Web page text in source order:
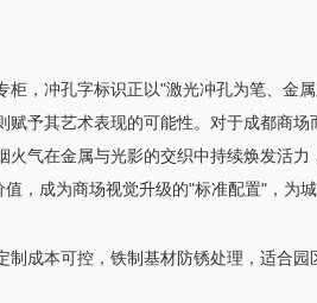
柜，冲孔字标识正以"激光冲孔为笔、金
赋予其艺术表现的可能性。对于成都
火气在金属与光影的交织中持续焕发活
，成为商场视觉升级的"标准配置"，为
制成本可控，铁制基材防锈处理，适合园